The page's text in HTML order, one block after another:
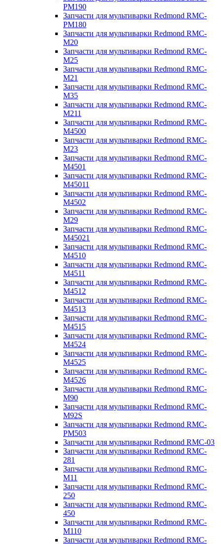
PM190
Запчасти для мультиварки Redmond RMC-
PM180
Запчасти для мультиварки Redmond RMC-
M20
Запчасти для мультиварки Redmond RMC-
M25
Запчасти для мультиварки Redmond RMC-
M21
Запчасти для мультиварки Redmond RMC-
M35
Запчасти для мультиварки Redmond RMC-
M211
Запчасти для мультиварки Redmond RMC-
M4500
Запчасти для мультиварки Redmond RMC-
M23
Запчасти для мультиварки Redmond RMC-
M4501
Запчасти для мультиварки Redmond RMC-
M45011
Запчасти для мультиварки Redmond RMC-
M4502
Запчасти для мультиварки Redmond RMC-
M29
Запчасти для мультиварки Redmond RMC-
M45021
Запчасти для мультиварки Redmond RMC-
M4510
Запчасти для мультиварки Redmond RMC-
M4511
Запчасти для мультиварки Redmond RMC-
M4512
Запчасти для мультиварки Redmond RMC-
M4513
Запчасти для мультиварки Redmond RMC-
M4515
Запчасти для мультиварки Redmond RMC-
M4524
Запчасти для мультиварки Redmond RMC-
M4525
Запчасти для мультиварки Redmond RMC-
M4526
Запчасти для мультиварки Redmond RMC-
M90
Запчасти для мультиварки Redmond RMC-
M92S
Запчасти для мультиварки Redmond RMC-
PM503
Запчасти для мультиварки Redmond RMC-03
Запчасти для мультиварки Redmond RMC-
281
Запчасти для мультиварки Redmond RMC-
M11
Запчасти для мультиварки Redmond RMC-
250
Запчасти для мультиварки Redmond RMC-
450
Запчасти для мультиварки Redmond RMC-
M110
Запчасти для мультиварки Redmond RMC-